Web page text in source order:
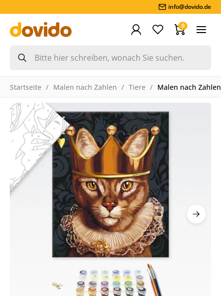
info@dovido.de
0
Startseite Malen nach Zahlen Tiere Malen nach